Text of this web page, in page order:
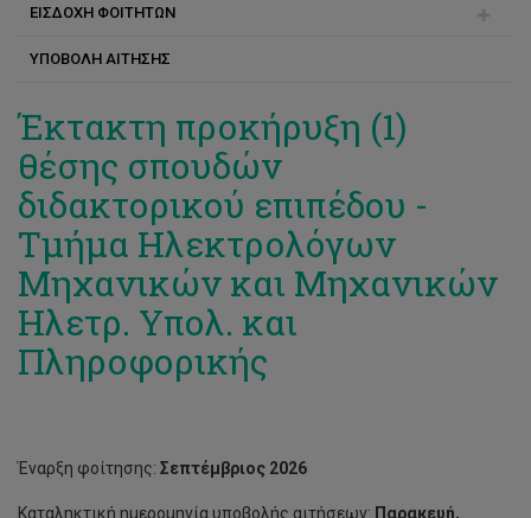
Τρόποι πληρωμής
Συνέπειες μη πληρωμής
ΕΙΣΔΟΧΗ ΦΟΙΤΗΤΩΝ
Εγγραφή
ΥΠΟΒΟΛΗ ΑΙΤΗΣΗΣ
Έκτακτη προκήρυξη (1)
θέσης σπουδών
διδακτορικού επιπέδου -
Τμήμα Ηλεκτρολόγων
Μηχανικών και Μηχανικών
Ηλετρ. Υπολ. και
Πληροφορικής
Έναρξη φοίτησης: Σεπτέμβριος 2026
Καταληκτική ημερομηνία υποβολής αιτήσεων: Παρακευή,